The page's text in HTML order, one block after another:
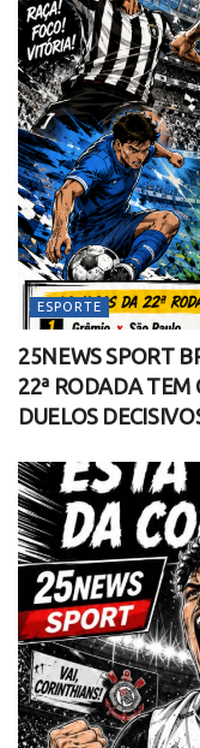
ESPORTE
25NEWS SPORT
22ª RODADA TEM
DUELOS